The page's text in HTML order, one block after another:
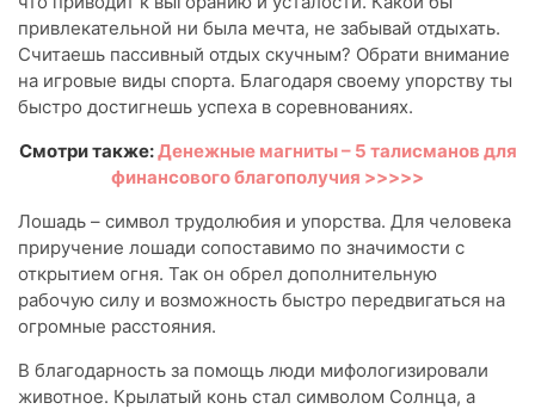
привлекательной ни была мечта, не забывай отдыхать.
Считаешь пассивный отдых скучным? Обрати внимание
на игровые виды спорта. Благодаря своему упорству ты
быстро достигнешь успеха в соревнованиях.
Смотри также:Денежные магниты – 5 талисманов для
финансового благополучия >>>>>
Лошадь – символ трудолюбия и упорства. Для человека
приручение лошади сопоставимо по значимости с
открытием огня. Так он обрел дополнительную
рабочую силу и возможность быстро передвигаться на
огромные расстояния.
В благодарность за помощь люди мифологизировали
животное. Крылатый конь стал символом Солнца, а